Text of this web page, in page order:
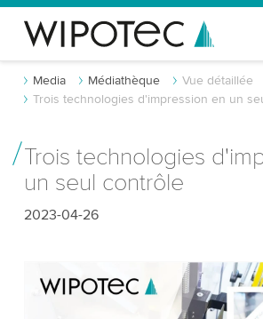
Media Médiathèque
Vue détaillée
Trois technologies d'impression en un
Trois technologies
un seul contrôle
2023-04-26
Nous avons besoin de votre
pour charger le service vidéo